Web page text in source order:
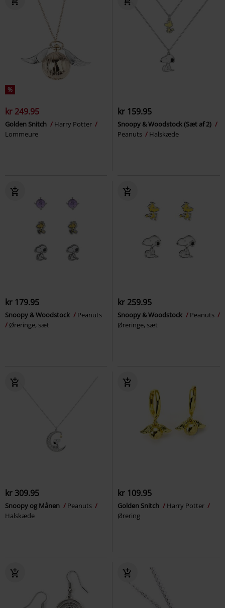
%
kr 249.95
Golden Snitch
Harry Potter
Lommeure
kr 159.95
Snoopy & Woodstock (Sæt af 2)
Peanuts
Halskæde
kr 179.95
Snoopy & Woodstock
Peanuts
Øreringe, sæt
kr 259.95
Snoopy & Woodstock
Peanuts
Øreringe, sæt
kr 309.95
Snoopy og Månen
Peanuts
Halskæde
kr 109.95
Golden Snitch
Harry Potter
Ørering